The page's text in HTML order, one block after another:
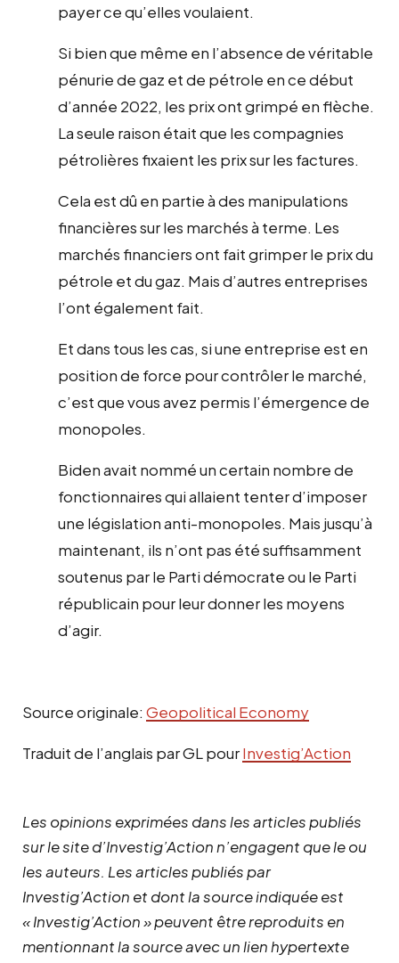
payer ce qu’elles voulaient.
Si bien que même en l’absence de véritable
pénurie de gaz et de pétrole en ce début
d’année 2022, les prix ont grimpé en flèche.
La seule raison était que les compagnies
pétrolières fixaient les prix sur les factures.
Cela est dû en partie à des manipulations
financières sur les marchés à terme. Les
marchés financiers ont fait grimper le prix du
pétrole et du gaz. Mais d’autres entreprises
l’ont également fait.
Et dans tous les cas, si une entreprise est en
position de force pour contrôler le marché,
c’est que vous avez permis l’émergence de
monopoles.
Biden avait nommé un certain nombre de
fonctionnaires qui allaient tenter d’imposer
une législation anti-monopoles. Mais jusqu’à
maintenant, ils n’ont pas été suffisamment
soutenus par le Parti démocrate ou le Parti
républicain pour leur donner les moyens
d’agir.
Source originale: Geopolitical Economy
Traduit de l’anglais par GL pourInvestig’Action
Les opinions exprimées dans les articles publiés
sur le site d’Investig’Action n’engagent que le ou
les auteurs. Les articles publiés par
Investig’Action et dont la source indiquée est
« Investig’Action » peuvent être reproduits en
mentionnant la source avec un lien hypertexte